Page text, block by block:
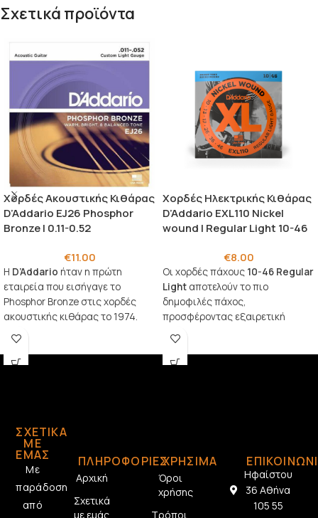
Σχετικά προϊόντα
Χορδές Ακουστικής Κιθάρας
D’Addario EJ26 Phosphor
Bronze | 0.11-0.52
€11.00
Η D’Addario ήταν η πρώτη
εταιρεία που εισήγαγε το
Phosphor Bronze στις χορδές
ακουστικής κιθάρας το 1974.
Σήμερα, το συγκεκριμένο κράμα
χρησιμοποιείται παγκοσμίως και
θεωρείται το πρότυπο στις
Χορδές Ηλεκτρικής Κιθάρας
D’Addario EXL110 Nickel
wound | Regular Light 10-46
€8.00
Οι χορδές πάχους 10-46 Regular
Light αποτελούν το πιο
δημοφιλές πάχος,
προσφέροντας εξαιρετική
ισορροπία ανάμεσα στον ήχο και
την ευκολία στο παίξιμο.
ΣΧΕΤΙΚΆ
ΜΕ
ΕΜΆΣ
Με
παράδοση
από
ΠΛΗΡΟΦΟΡΙΕΣ
Αρχική
Σχετικά
με εμάς
ΧΡΗΣΙΜΑ
Όροι
χρήσης
Τρόποι
Ηφαίστου
36 Αθήνα
105 55